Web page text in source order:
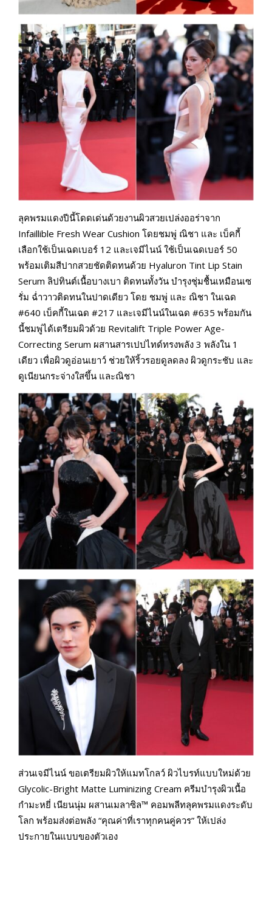
ลุคพรมแดงปีนี้โดดเด่นด้วยงานผิวสวยเปล่งออร่าจาก
Infaillible Fresh Wear Cushion โดยชมพู่ ณิชา และ เบ็คกี้
เลือกใช้เป็นเฉดเบอร์ 12 และเจมีไนน์ ใช้เป็นเฉดเบอร์ 50
พร้อมเติมสีปากสวยชัดติดทนด้วย Hyaluron Tint Lip Stain
Serum ลิปทินต์เนื้อบางเบา ติดทนทั้งวัน บำรุงชุ่มชื้นเหมือนเซ
รั่ม ฉ่ำวาวติดทนในปาดเดียว โดย ชมพู่ และ ณิชา ในเฉด
#640 เบ็คกี้ในเฉด #217 และเจมีไนน์ในเฉด #635 พร้อมกัน
นี้ชมพู่ได้เตรียมผิวด้วย Revitalift Triple Power Age-
Correcting Serum ผสานสารเปปไทด์ทรงพลัง 3 พลังใน 1
เดียว เพื่อผิวดูอ่อนเยาว์ ช่วยให้ริ้วรอยดูลดลง ผิวดูกระชับ และ
ดูเนียนกระจ่างใสขึ้น และณิชา
ส่วนเจมีไนน์ ขอเตรียมผิวให้แมทโกลว์ ผิวไบรท์แบบใหม่ด้วย
Glycolic-Bright Matte Luminizing Cream ครีมบำรุงผิวเนื้อ
กำมะหยี่ เนียนนุ่ม ผสานเมลาซิล™ คอมพลีทลุคพรมแดงระดับ
โลก พร้อมส่งต่อพลัง “คุณค่าที่เราทุกคนคู่ควร” ให้เปล่ง
ประกายในแบบของตัวเอง